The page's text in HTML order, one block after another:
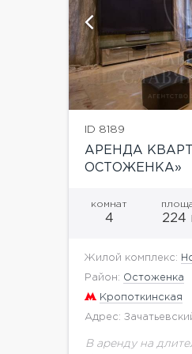
ID 8189
АРЕНДА
ОСТОЖЕНКА»
комнат
4 224
Жилой комплекс:
Район: Остоженка
Кропоткинская
Адрес:
В аренду на